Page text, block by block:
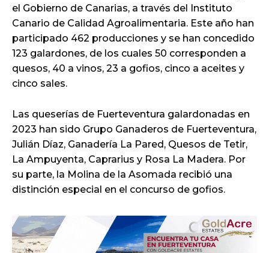
el Gobierno de Canarias, a través del Instituto
Canario de Calidad Agroalimentaria. Este año han
participado 462 producciones y se han concedido
123 galardones, de los cuales 50 corresponden a
quesos, 40 a vinos, 23 a gofios, cinco a aceites y
cinco sales.
Las queserías de Fuerteventura galardonadas en
2023 han sido Grupo Ganaderos de Fuerteventura,
Julián Díaz, Ganadería La Pared, Quesos de Tetir,
La Ampuyenta, Caprarius y Rosa La Madera. Por
su parte, la Molina de la Asomada recibió una
distinción especial en el concurso de gofios.